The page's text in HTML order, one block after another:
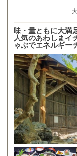
味・量ともに大満
人気のあわしまイ
ゃぶでエネルギー